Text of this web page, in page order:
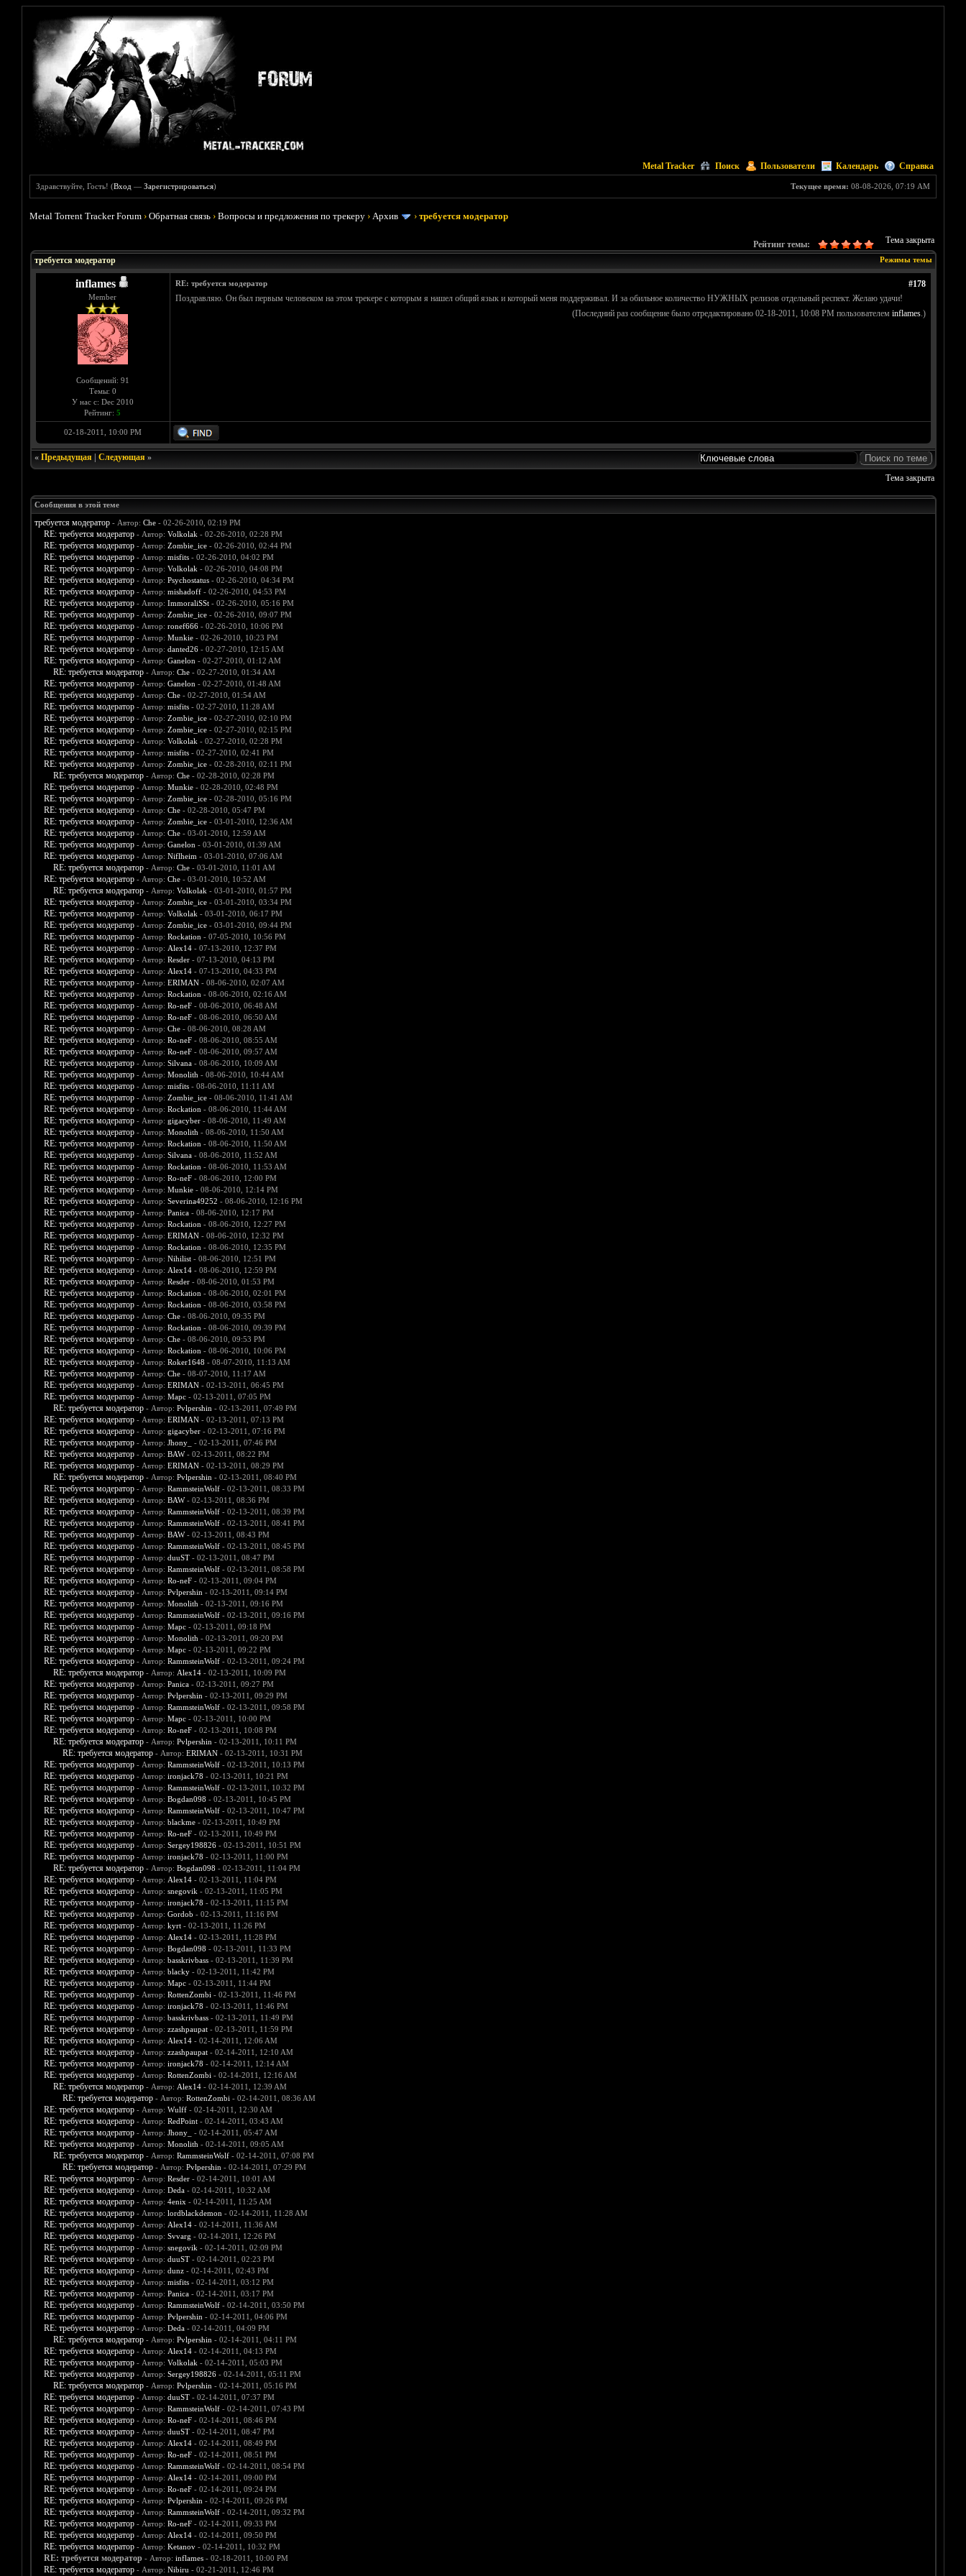
Metal Tracker Поиск Пользователи Календарь Справка
Текущее время: 08-08-2026, 07:19 AM
Здравствуйте, Гость! (Вход —Зарегистрироваться)
Metal Torrent Tracker Forum ›Обратная связь ›Вопросы и предложения по трекеру ›Архив ›требуется модератор
Тема закрыта
Рейтинг темы:
Режимы темы
требуется модератор
inflames
Member
Сообщений: 91
Темы: 0
У нас с: Dec 2010
Рейтинг: 5
#178
RE: требуется модератор
Поздравляю. Он был первым человеком на этом трекере с которым я нашел общий язык и который меня поддерживал. И за обильное количество НУЖНЫХ релизов отдельный респект. Желаю удачи!
(Последний раз сообщение было отредактировано 02-18-2011, 10:08 PM пользователем inflames.)
02-18-2011, 10:00 PM
« Предыдущая| Следующая»
Тема закрыта
Сообщения в этой теме
требуется модератор - Автор: Che- 02-26-2010, 02:19 PM
RE: требуется модератор - Автор: Volkolak - 02-26-2010, 02:28 PM
RE: требуется модератор - Автор: Zombie_ice- 02-26-2010, 02:44 PM
RE: требуется модератор - Автор: misfits- 02-26-2010, 04:02 PM
RE: требуется модератор - Автор: Volkolak - 02-26-2010, 04:08 PM
RE: требуется модератор - Автор: Psychostatus- 02-26-2010, 04:34 PM
RE: требуется модератор - Автор: mishadoff- 02-26-2010, 04:53 PM
RE: требуется модератор - Автор: ImmoraliSSt- 02-26-2010, 05:16 PM
RE: требуется модератор - Автор: Zombie_ice- 02-26-2010, 09:07 PM
RE: требуется модератор - Автор: ronef666- 02-26-2010, 10:06 PM
RE: требуется модератор - Автор: Munkie- 02-26-2010, 10:23 PM
RE: требуется модератор - Автор: danted26- 02-27-2010, 12:15 AM
RE: требуется модератор - Автор: Ganelon - 02-27-2010, 01:12 AM
RE: требуется модератор - Автор: Che- 02-27-2010, 01:34 AM
RE: требуется модератор - Автор: Ganelon - 02-27-2010, 01:48 AM
RE: требуется модератор - Автор: Che- 02-27-2010, 01:54 AM
RE: требуется модератор - Автор: misfits- 02-27-2010, 11:28 AM
RE: требуется модератор - Автор: Zombie_ice- 02-27-2010, 02:10 PM
RE: требуется модератор - Автор: Zombie_ice- 02-27-2010, 02:15 PM
RE: требуется модератор - Автор: Volkolak - 02-27-2010, 02:28 PM
RE: требуется модератор - Автор: misfits- 02-27-2010, 02:41 PM
RE: требуется модератор - Автор: Zombie_ice- 02-28-2010, 02:11 PM
RE: требуется модератор - Автор: Che- 02-28-2010, 02:28 PM
RE: требуется модератор - Автор: Munkie- 02-28-2010, 02:48 PM
RE: требуется модератор - Автор: Zombie_ice- 02-28-2010, 05:16 PM
RE: требуется модератор - Автор: Che- 02-28-2010, 05:47 PM
RE: требуется модератор - Автор: Zombie_ice- 03-01-2010, 12:36 AM
RE: требуется модератор - Автор: Che- 03-01-2010, 12:59 AM
RE: требуется модератор - Автор: Ganelon - 03-01-2010, 01:39 AM
RE: требуется модератор - Автор: Niflheim - 03-01-2010, 07:06 AM
RE: требуется модератор - Автор: Che- 03-01-2010, 11:01 AM
RE: требуется модератор - Автор: Che- 03-01-2010, 10:52 AM
RE: требуется модератор - Автор: Volkolak - 03-01-2010, 01:57 PM
RE: требуется модератор - Автор: Zombie_ice- 03-01-2010, 03:34 PM
RE: требуется модератор - Автор: Volkolak - 03-01-2010, 06:17 PM
RE: требуется модератор - Автор: Zombie_ice- 03-01-2010, 09:44 PM
RE: требуется модератор - Автор: Rockation - 07-05-2010, 10:56 PM
RE: требуется модератор - Автор: Alex14- 07-13-2010, 12:37 PM
RE: требуется модератор - Автор: Resder- 07-13-2010, 04:13 PM
RE: требуется модератор - Автор: Alex14- 07-13-2010, 04:33 PM
RE: требуется модератор - Автор: ERIMAN- 08-06-2010, 02:07 AM
RE: требуется модератор - Автор: Rockation - 08-06-2010, 02:16 AM
RE: требуется модератор - Автор: Ro-neF- 08-06-2010, 06:48 AM
RE: требуется модератор - Автор: Ro-neF- 08-06-2010, 06:50 AM
RE: требуется модератор - Автор: Che- 08-06-2010, 08:28 AM
RE: требуется модератор - Автор: Ro-neF- 08-06-2010, 08:55 AM
RE: требуется модератор - Автор: Ro-neF- 08-06-2010, 09:57 AM
RE: требуется модератор - Автор: Silvana- 08-06-2010, 10:09 AM
RE: требуется модератор - Автор: Monolith - 08-06-2010, 10:44 AM
RE: требуется модератор - Автор: misfits- 08-06-2010, 11:11 AM
RE: требуется модератор - Автор: Zombie_ice- 08-06-2010, 11:41 AM
RE: требуется модератор - Автор: Rockation - 08-06-2010, 11:44 AM
RE: требуется модератор - Автор: gigacyber- 08-06-2010, 11:49 AM
RE: требуется модератор - Автор: Monolith - 08-06-2010, 11:50 AM
RE: требуется модератор - Автор: Rockation - 08-06-2010, 11:50 AM
RE: требуется модератор - Автор: Silvana- 08-06-2010, 11:52 AM
RE: требуется модератор - Автор: Rockation - 08-06-2010, 11:53 AM
RE: требуется модератор - Автор: Ro-neF- 08-06-2010, 12:00 PM
RE: требуется модератор - Автор: Munkie- 08-06-2010, 12:14 PM
RE: требуется модератор - Автор: Severina49252 - 08-06-2010, 12:16 PM
RE: требуется модератор - Автор: Panica- 08-06-2010, 12:17 PM
RE: требуется модератор - Автор: Rockation - 08-06-2010, 12:27 PM
RE: требуется модератор - Автор: ERIMAN- 08-06-2010, 12:32 PM
RE: требуется модератор - Автор: Rockation - 08-06-2010, 12:35 PM
RE: требуется модератор - Автор: Nihilist- 08-06-2010, 12:51 PM
RE: требуется модератор - Автор: Alex14- 08-06-2010, 12:59 PM
RE: требуется модератор - Автор: Resder- 08-06-2010, 01:53 PM
RE: требуется модератор - Автор: Rockation - 08-06-2010, 02:01 PM
RE: требуется модератор - Автор: Rockation - 08-06-2010, 03:58 PM
RE: требуется модератор - Автор: Che- 08-06-2010, 09:35 PM
RE: требуется модератор - Автор: Rockation - 08-06-2010, 09:39 PM
RE: требуется модератор - Автор: Che- 08-06-2010, 09:53 PM
RE: требуется модератор - Автор: Rockation - 08-06-2010, 10:06 PM
RE: требуется модератор - Автор: Roker1648 - 08-07-2010, 11:13 AM
RE: требуется модератор - Автор: Che- 08-07-2010, 11:17 AM
RE: требуется модератор - Автор: ERIMAN- 02-13-2011, 06:45 PM
RE: требуется модератор - Автор: Марс- 02-13-2011, 07:05 PM
RE: требуется модератор - Автор: Pvlpershin - 02-13-2011, 07:49 PM
RE: требуется модератор - Автор: ERIMAN- 02-13-2011, 07:13 PM
RE: требуется модератор - Автор: gigacyber- 02-13-2011, 07:16 PM
RE: требуется модератор - Автор: Jhony_ - 02-13-2011, 07:46 PM
RE: требуется модератор - Автор: BAW- 02-13-2011, 08:22 PM
RE: требуется модератор - Автор: ERIMAN- 02-13-2011, 08:29 PM
RE: требуется модератор - Автор: Pvlpershin - 02-13-2011, 08:40 PM
RE: требуется модератор - Автор: RammsteinWolf- 02-13-2011, 08:33 PM
RE: требуется модератор - Автор: BAW- 02-13-2011, 08:36 PM
RE: требуется модератор - Автор: RammsteinWolf- 02-13-2011, 08:39 PM
RE: требуется модератор - Автор: RammsteinWolf- 02-13-2011, 08:41 PM
RE: требуется модератор - Автор: BAW- 02-13-2011, 08:43 PM
RE: требуется модератор - Автор: RammsteinWolf- 02-13-2011, 08:45 PM
RE: требуется модератор - Автор: duuST- 02-13-2011, 08:47 PM
RE: требуется модератор - Автор: RammsteinWolf- 02-13-2011, 08:58 PM
RE: требуется модератор - Автор: Ro-neF- 02-13-2011, 09:04 PM
RE: требуется модератор - Автор: Pvlpershin - 02-13-2011, 09:14 PM
RE: требуется модератор - Автор: Monolith - 02-13-2011, 09:16 PM
RE: требуется модератор - Автор: RammsteinWolf- 02-13-2011, 09:16 PM
RE: требуется модератор - Автор: Марс- 02-13-2011, 09:18 PM
RE: требуется модератор - Автор: Monolith - 02-13-2011, 09:20 PM
RE: требуется модератор - Автор: Марс- 02-13-2011, 09:22 PM
RE: требуется модератор - Автор: RammsteinWolf- 02-13-2011, 09:24 PM
RE: требуется модератор - Автор: Alex14- 02-13-2011, 10:09 PM
RE: требуется модератор - Автор: Panica- 02-13-2011, 09:27 PM
RE: требуется модератор - Автор: Pvlpershin - 02-13-2011, 09:29 PM
RE: требуется модератор - Автор: RammsteinWolf- 02-13-2011, 09:58 PM
RE: требуется модератор - Автор: Марс- 02-13-2011, 10:00 PM
RE: требуется модератор - Автор: Ro-neF- 02-13-2011, 10:08 PM
RE: требуется модератор - Автор: Pvlpershin - 02-13-2011, 10:11 PM
RE: требуется модератор - Автор: ERIMAN- 02-13-2011, 10:31 PM
RE: требуется модератор - Автор: RammsteinWolf- 02-13-2011, 10:13 PM
RE: требуется модератор - Автор: ironjack78 - 02-13-2011, 10:21 PM
RE: требуется модератор - Автор: RammsteinWolf- 02-13-2011, 10:32 PM
RE: требуется модератор - Автор: Bogdan098 - 02-13-2011, 10:45 PM
RE: требуется модератор - Автор: RammsteinWolf- 02-13-2011, 10:47 PM
RE: требуется модератор - Автор: blackme- 02-13-2011, 10:49 PM
RE: требуется модератор - Автор: Ro-neF- 02-13-2011, 10:49 PM
RE: требуется модератор - Автор: Sergey198826- 02-13-2011, 10:51 PM
RE: требуется модератор - Автор: ironjack78 - 02-13-2011, 11:00 PM
RE: требуется модератор - Автор: Bogdan098 - 02-13-2011, 11:04 PM
RE: требуется модератор - Автор: Alex14- 02-13-2011, 11:04 PM
RE: требуется модератор - Автор: snegovik - 02-13-2011, 11:05 PM
RE: требуется модератор - Автор: ironjack78 - 02-13-2011, 11:15 PM
RE: требуется модератор - Автор: Gordob - 02-13-2011, 11:16 PM
RE: требуется модератор - Автор: kyrt- 02-13-2011, 11:26 PM
RE: требуется модератор - Автор: Alex14- 02-13-2011, 11:28 PM
RE: требуется модератор - Автор: Bogdan098 - 02-13-2011, 11:33 PM
RE: требуется модератор - Автор: basskrivbass- 02-13-2011, 11:39 PM
RE: требуется модератор - Автор: blacky- 02-13-2011, 11:42 PM
RE: требуется модератор - Автор: Марс- 02-13-2011, 11:44 PM
RE: требуется модератор - Автор: RottenZombi - 02-13-2011, 11:46 PM
RE: требуется модератор - Автор: ironjack78 - 02-13-2011, 11:46 PM
RE: требуется модератор - Автор: basskrivbass- 02-13-2011, 11:49 PM
RE: требуется модератор - Автор: zzashpaupat- 02-13-2011, 11:59 PM
RE: требуется модератор - Автор: Alex14- 02-14-2011, 12:06 AM
RE: требуется модератор - Автор: zzashpaupat- 02-14-2011, 12:10 AM
RE: требуется модератор - Автор: ironjack78 - 02-14-2011, 12:14 AM
RE: требуется модератор - Автор: RottenZombi - 02-14-2011, 12:16 AM
RE: требуется модератор - Автор: Alex14- 02-14-2011, 12:39 AM
RE: требуется модератор - Автор: RottenZombi - 02-14-2011, 08:36 AM
RE: требуется модератор - Автор: Wulff- 02-14-2011, 12:30 AM
RE: требуется модератор - Автор: RedPoint- 02-14-2011, 03:43 AM
RE: требуется модератор - Автор: Jhony_ - 02-14-2011, 05:47 AM
RE: требуется модератор - Автор: Monolith - 02-14-2011, 09:05 AM
RE: требуется модератор - Автор: RammsteinWolf- 02-14-2011, 07:08 PM
RE: требуется модератор - Автор: Pvlpershin - 02-14-2011, 07:29 PM
RE: требуется модератор - Автор: Resder- 02-14-2011, 10:01 AM
RE: требуется модератор - Автор: Deda- 02-14-2011, 10:32 AM
RE: требуется модератор - Автор: 4enix - 02-14-2011, 11:25 AM
RE: требуется модератор - Автор: lordblackdemon - 02-14-2011, 11:28 AM
RE: требуется модератор - Автор: Alex14- 02-14-2011, 11:36 AM
RE: требуется модератор - Автор: Svvarg - 02-14-2011, 12:26 PM
RE: требуется модератор - Автор: snegovik - 02-14-2011, 02:09 PM
RE: требуется модератор - Автор: duuST- 02-14-2011, 02:23 PM
RE: требуется модератор - Автор: dunz- 02-14-2011, 02:43 PM
RE: требуется модератор - Автор: misfits- 02-14-2011, 03:12 PM
RE: требуется модератор - Автор: Panica- 02-14-2011, 03:17 PM
RE: требуется модератор - Автор: RammsteinWolf- 02-14-2011, 03:50 PM
RE: требуется модератор - Автор: Pvlpershin - 02-14-2011, 04:06 PM
RE: требуется модератор - Автор: Deda- 02-14-2011, 04:09 PM
RE: требуется модератор - Автор: Pvlpershin - 02-14-2011, 04:11 PM
RE: требуется модератор - Автор: Alex14- 02-14-2011, 04:13 PM
RE: требуется модератор - Автор: Volkolak - 02-14-2011, 05:03 PM
RE: требуется модератор - Автор: Sergey198826- 02-14-2011, 05:11 PM
RE: требуется модератор - Автор: Pvlpershin - 02-14-2011, 05:16 PM
RE: требуется модератор - Автор: duuST- 02-14-2011, 07:37 PM
RE: требуется модератор - Автор: RammsteinWolf- 02-14-2011, 07:43 PM
RE: требуется модератор - Автор: Ro-neF- 02-14-2011, 08:46 PM
RE: требуется модератор - Автор: duuST- 02-14-2011, 08:47 PM
RE: требуется модератор - Автор: Alex14- 02-14-2011, 08:49 PM
RE: требуется модератор - Автор: Ro-neF- 02-14-2011, 08:51 PM
RE: требуется модератор - Автор: RammsteinWolf- 02-14-2011, 08:54 PM
RE: требуется модератор - Автор: Alex14- 02-14-2011, 09:00 PM
RE: требуется модератор - Автор: Ro-neF- 02-14-2011, 09:24 PM
RE: требуется модератор - Автор: Pvlpershin - 02-14-2011, 09:26 PM
RE: требуется модератор - Автор: RammsteinWolf- 02-14-2011, 09:32 PM
RE: требуется модератор - Автор: Ro-neF- 02-14-2011, 09:33 PM
RE: требуется модератор - Автор: Alex14- 02-14-2011, 09:50 PM
RE: требуется модератор - Автор: Ketanov- 02-14-2011, 10:32 PM
RE: требуется модератор - Автор: inflames- 02-18-2011, 10:00 PM
RE: требуется модератор - Автор: Nibiru - 02-21-2011, 12:46 PM